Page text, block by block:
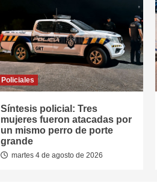
Policiales
Síntesis policial: Tres
mujeres fueron atacadas por
un mismo perro de porte
grande
martes 4 de agosto de 2026